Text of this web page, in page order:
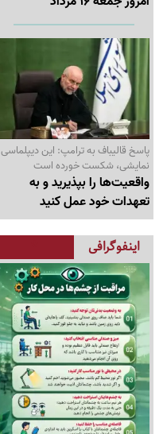
پاسخ قالیباف به ترامپ: این دیپلماسی
نمایشی، شکست خورده است
واقعیت‌ها را بپذیرید و به
تعهدات خود عمل کنید
اینفوگرافی